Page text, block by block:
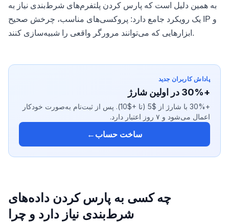
به همین دلیل است که پارس کردن پلتفرم‌های شرط‌بندی نیاز به
یک رویکرد جامع دارد: پروکسی‌های مناسب، چرخش صحیح IP و
ابزارهایی که می‌توانند مرورگر واقعی را شبیه‌سازی کنند.
پاداش کاربران جدید
+30% در اولین شارژ
+30% با شارژ از $5 (تا +$10). پس از ثبت‌نام به‌صورت خودکار
اعمال می‌شود و ۷ روز اعتبار دارد.
ساخت حساب ←
چه کسی به پارس کردن داده‌های
شرط‌بندی نیاز دارد و چرا